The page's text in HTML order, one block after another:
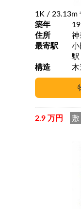
1K / 23.13m 2
築年
住所
神
最寄駅
小
構造
木
2.9 万円 敷